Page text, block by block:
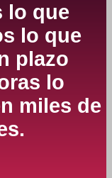
lo que
lo que
plazo
lo
miles de